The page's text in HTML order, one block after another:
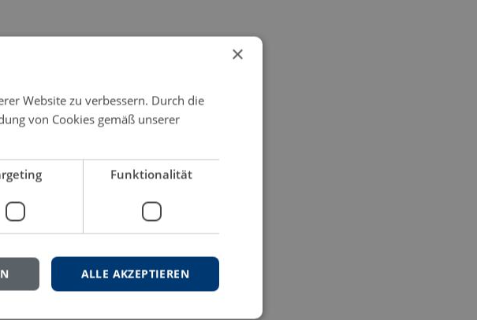
×
Website zu verbessern. Durch die
von Cookies gemäß unserer
Funktionalität
ALLE AKZEPTIEREN